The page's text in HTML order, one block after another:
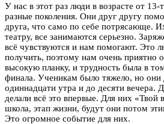
У нас в этот раз люди в возрасте от 13-
разные поколения. Они друг другу
друга, что само по себе потрясающе.
театру, все занимаются серьезно.
всё чувствуются и нам помогают. Это
получить, поэтому нам очень приятно
высокую планку, и трудность была в
финала. Ученикам было тяжело, но они
одиннадцати утра и до десяти вечера.
делали всё это впервые. Для них «Твой
школа, этап жизни, будут они потом
Это огромное событие для них.